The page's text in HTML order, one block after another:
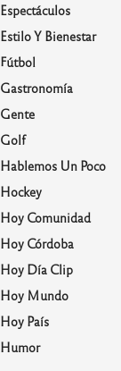
Espectáculos
Estilo Y Bienestar
Fútbol
Gastronomía
Gente
Golf
Hablemos Un Poco
Hockey
Hoy Comunidad
Hoy Córdoba
Hoy Día Clip
Hoy Mundo
Hoy País
Humor